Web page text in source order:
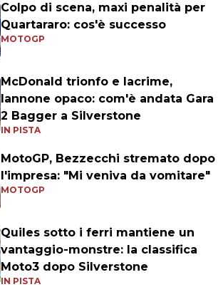
Colpo di scena, maxi penalità per
Quartararo: cos'è successo
MOTOGP
McDonald trionfo e lacrime,
Iannone opaco: com'è andata Gara
2 Bagger a Silverstone
IN PISTA
MotoGP, Bezzecchi stremato dopo
l'impresa: "Mi veniva da vomitare"
MOTOGP
Quiles sotto i ferri mantiene un
vantaggio-monstre: la classifica
Moto3 dopo Silverstone
IN PISTA